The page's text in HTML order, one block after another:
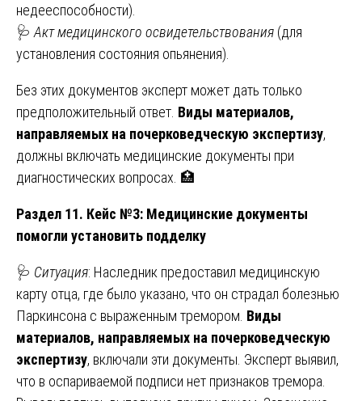
недееспособности).
🩺 Акт медицинского освидетельствования (для
установления состояния опьянения).
Без этих документов эксперт может дать только
предположительный ответ. Виды материалов,
направляемых на почерковедческую экспертизу,
должны включать медицинские документы при
диагностических вопросах. 🏥
Раздел 11. Кейс №3: Медицинские документы
помогли установить подделку
🩺 Ситуация: Наследник предоставил медицинскую
карту отца, где было указано, что он страдал болезнью
Паркинсона с выраженным тремором. Виды
материалов, направляемых на почерковедческую
экспертизу, включали эти документы. Эксперт выявил,
что в оспариваемой подписи нет признаков тремора.